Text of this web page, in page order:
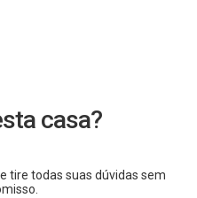
casa?
tire todas suas dúvidas sem